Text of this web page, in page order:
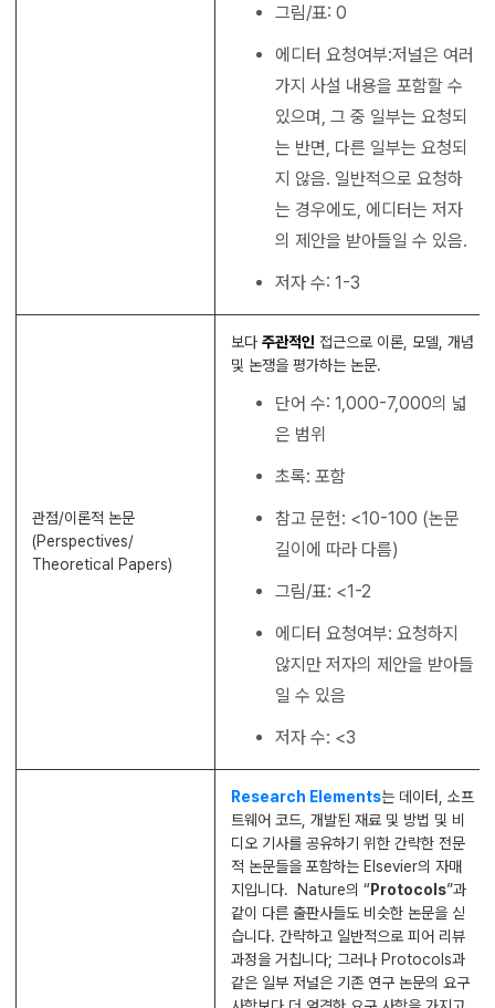
그림/표: 0
에디터 요청여부:저널은 여러
가지 사설 내용을 포함할 수
있으며, 그 중 일부는 요청되
는 반면, 다른 일부는 요청되
지 않음. 일반적으로 요청하
는 경우에도, 에디터는 저자
의 제안을 받아들일 수 있음.
저자 수: 1-3
관점/이론적 논문
(Perspectives/
Theoretical Papers)
보다 주관적인 접근으로 이론, 모델, 개념
및 논쟁을 평가하는 논문.
단어 수: 1,000-7,000의 넓
은 범위
초록: 포함
참고 문헌: <10-100 (논문
길이에 따라 다름)
그림/표: <1-2
에디터 요청여부: 요청하지
않지만 저자의 제안을 받아들
일 수 있음
저자 수: <3
Research Elements는 데이터, 소프
트웨어 코드, 개발된 재료 및 방법 및 비
디오 기사를 공유하기 위한 간략한 전문
적 논문들을 포함하는 Elsevier의 자매
지입니다.
Nature의 “ Protocols”과
같이 다른 출판사들도 비슷한 논문을 싣
습니다. 간략하고 일반적으로 피어 리뷰
과정을 거칩니다; 그러나 Protocols과
같은 일부 저널은 기존 연구 논문의 요구